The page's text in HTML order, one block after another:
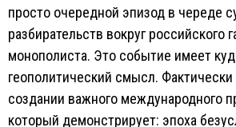
просто очередной эпизод в череде
разбирательств вокруг российского
монополиста. Это событие имеет
геополитический смысл.
создании важного международного
который демонстрирует: эпоха